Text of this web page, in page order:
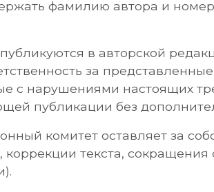
фамилию автора и
в авторской
за
с нарушениями настоящих
публикации без
комитет оставляет за
коррекции текста, сокращения